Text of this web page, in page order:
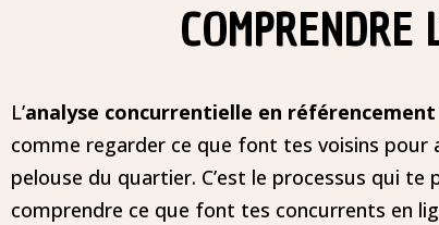
COMPRENDRE
L’analyse concurrentielle en
comme regarder ce que font tes voisins pour
pelouse du quartier. C’est le processus qui te
comprendre ce que font tes concurrents en